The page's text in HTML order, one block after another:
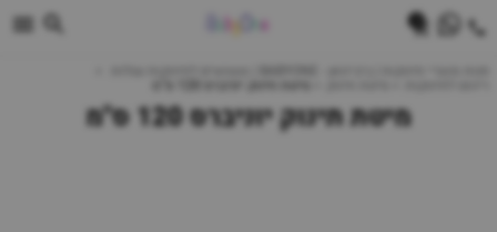
מיטת תינוק יוניברס 120 ס"מ